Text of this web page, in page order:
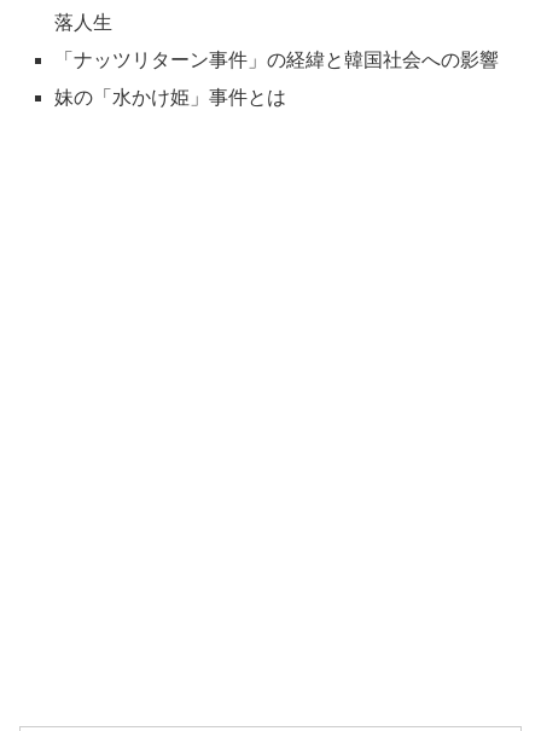
落人生
「ナッツリターン事件」の経緯と韓国社会への影響
妹の「水かけ姫」事件とは